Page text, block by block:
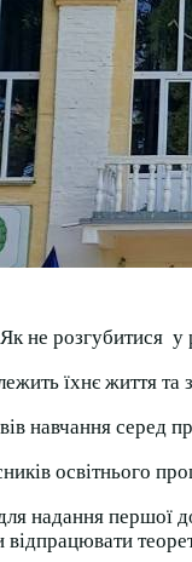
не розгубитися у
їхнє життя
серед
освітнього
надання першої